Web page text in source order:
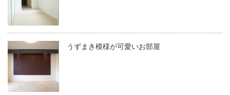
うずまき模様が可愛いお部屋